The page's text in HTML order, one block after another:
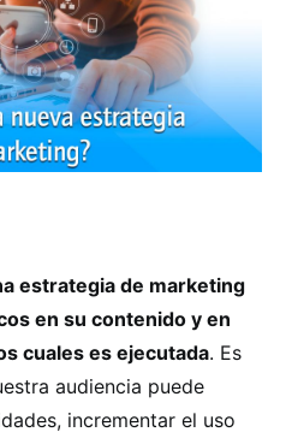
estrategia de marketing
en su contenido y en
cuales es ejecutada. Es
audiencia puede
incrementar el uso